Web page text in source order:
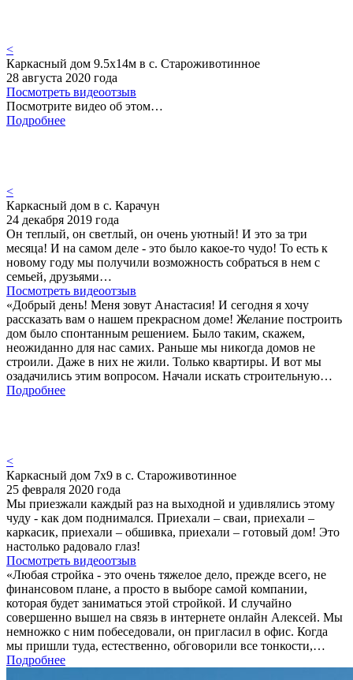
<
Каркасный дом 9.5х14м в с. Староживотинное
28 августа 2020 года
Посмотреть видеоотзыв
Посмотрите видео об этом…
Подробнее
<
Каркасный дом в с. Карачун
24 декабря 2019 года
Он теплый, он светлый, он очень уютный! И это за три
месяца! И на самом деле - это было какое-то чудо! То есть к
новому году мы получили возможность собраться в нем с
семьей, друзьями…
Посмотреть видеоотзыв
«Добрый день! Меня зовут Анастасия! И сегодня я хочу
рассказать вам о нашем прекрасном доме! Желание построить
дом было спонтанным решением. Было таким, скажем,
неожиданно для нас самих. Раньше мы никогда домов не
строили. Даже в них не жили. Только квартиры. И вот мы
озадачились этим вопросом. Начали искать строительную…
Подробнее
<
Каркасный дом 7х9 в с. Староживотинное
25 февраля 2020 года
Мы приезжали каждый раз на выходной и удивлялись этому
чуду - как дом поднимался. Приехали – сваи, приехали –
каркасик, приехали – обшивка, приехали – готовый дом! Это
настолько радовало глаз!
Посмотреть видеоотзыв
«Любая стройка - это очень тяжелое дело, прежде всего, не
финансовом плане, а просто в выборе самой компании,
которая будет заниматься этой стройкой. И случайно
совершенно вышел на связь в интернете онлайн Алексей. Мы
немножко с ним побеседовали, он пригласил в офис. Когда
мы пришли туда, естественно, обговорили все тонкости,…
Подробнее